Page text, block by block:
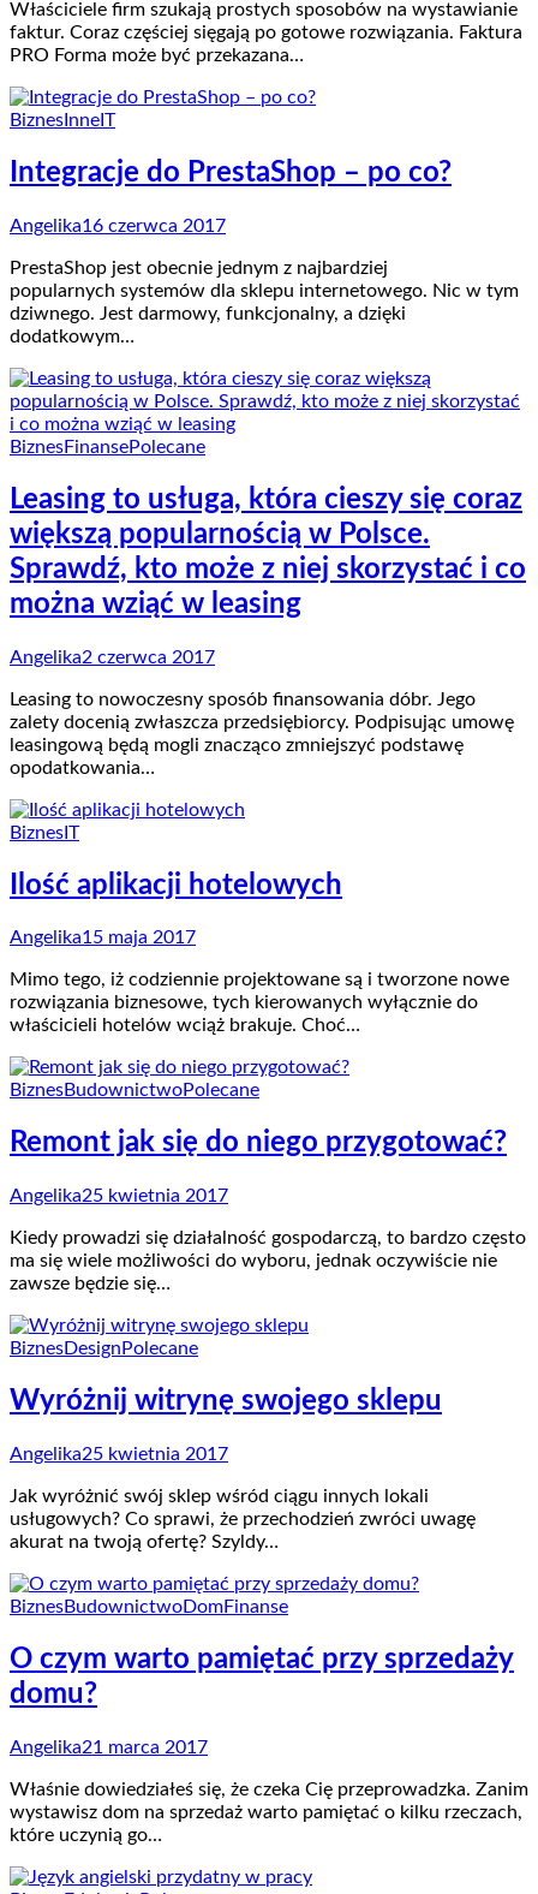
Właściciele firm szukają prostych sposobów na wystawianie
faktur. Coraz częściej sięgają po gotowe rozwiązania. Faktura
PRO Forma może być przekazana…
Biznes Inne IT
Integracje do PrestaShop – po co?
Angelika16 czerwca 2017
PrestaShop jest obecnie jednym z najbardziej
popularnych systemów dla sklepu internetowego. Nic w tym
dziwnego. Jest darmowy, funkcjonalny, a dzięki
dodatkowym…
BiznesFinansePolecane
Leasing to usługa, która cieszy się coraz
większą popularnością w Polsce.
Sprawdź, kto może z niej skorzystać i co
można wziąć w leasing
Angelika2 czerwca 2017
Leasing to nowoczesny sposób finansowania dóbr. Jego
zalety docenią zwłaszcza przedsiębiorcy. Podpisując umowę
leasingową będą mogli znacząco zmniejszyć podstawę
opodatkowania…
Biznes IT
Ilość aplikacji hotelowych
Angelika15 maja 2017
Mimo tego, iż codziennie projektowane są i tworzone nowe
rozwiązania biznesowe, tych kierowanych wyłącznie do
właścicieli hotelów wciąż brakuje. Choć…
BiznesBudownictwoPolecane
Remont jak się do niego przygotować?
Angelika25 kwietnia 2017
Kiedy prowadzi się działalność gospodarczą, to bardzo często
ma się wiele możliwości do wyboru, jednak oczywiście nie
zawsze będzie się…
BiznesDesign Polecane
Wyróżnij witrynę swojego sklepu
Angelika25 kwietnia 2017
Jak wyróżnić swój sklep wśród ciągu innych lokali
usługowych? Co sprawi, że przechodzień zwróci uwagę
akurat na twoją ofertę? Szyldy…
BiznesBudownictwoDomFinanse
O czym warto pamiętać przy sprzedaży
domu?
Angelika21 marca 2017
Właśnie dowiedziałeś się, że czeka Cię przeprowadzka. Zanim
wystawisz dom na sprzedaż warto pamiętać o kilku rzeczach,
które uczynią go…